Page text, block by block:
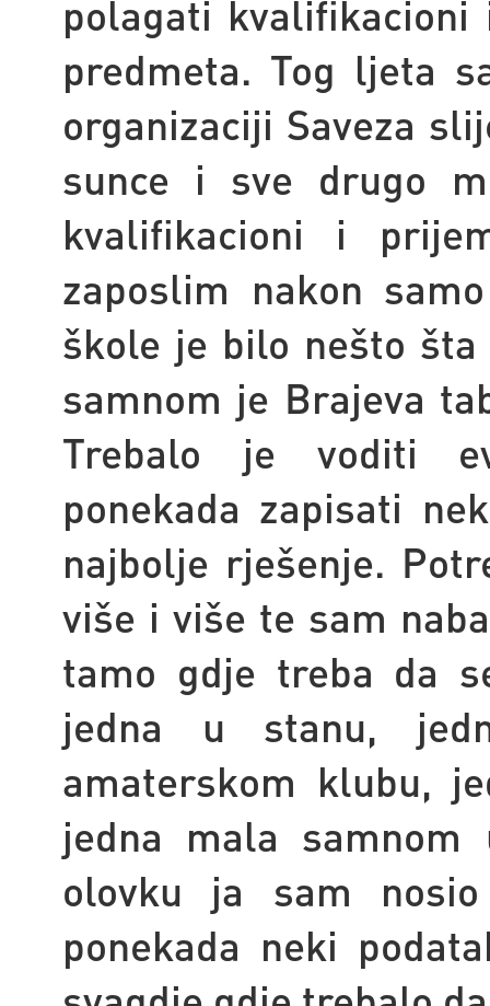
polagati
predmeta. Tog ljeta
organizaciji Saveza
sunce i sve drugo
kvalifikacioni i
zaposlim nakon
škole je bilo nešto
samnom je Brajeva
Trebalo je voditi
ponekada zapisati
najbolje rješenje.
više i više te sam
tamo gdje treba da
jedna u stanu,
amaterskom klubu,
jedna mala
olovku ja sam
ponekada neki